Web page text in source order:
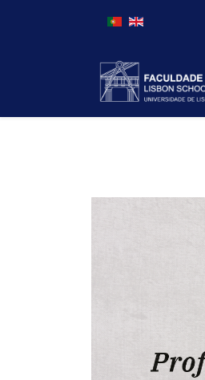
Escolha o seu idioma